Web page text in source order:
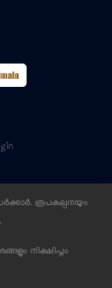
രൂപകല്പനയും
നിക്ഷിപ്തം